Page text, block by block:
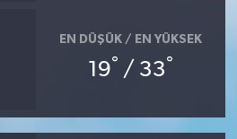
EN DÜŞÜK / EN YÜKSEK
19° / 33°